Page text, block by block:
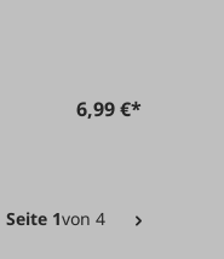
6,99 €*
Seite 1von 4